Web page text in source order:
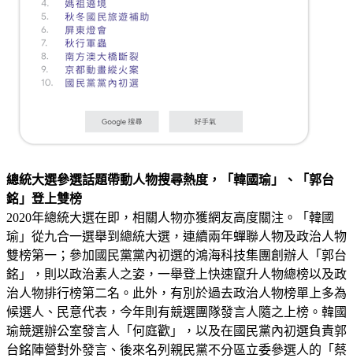
總統大選參選話題帶動人物搜尋熱度，「韓國瑜」、「郭台
銘」登上雙榜
2020年總統大選在即，相關人物亦獲網友高度關注。「韓國
瑜」從九合一選舉到總統大選，連續兩年蟬聯人物及政治人物
雙榜第一；參加國民黨黨內初選的鴻海科技集團創辦人「郭台
銘」，則以政治素人之姿，一舉登上快速竄升人物總榜以及政
治人物排行榜第二名。此外，有別於過去政治人物榜單上多為
候選人、民意代表，今年則有競選團隊發言人隨之上榜。韓國
瑜競選辦公室發言人「何庭歡」，以及在國民黨內初選負責郭
台銘陣營對外發言、後來名列親民黨不分區立委參選人的「蔡